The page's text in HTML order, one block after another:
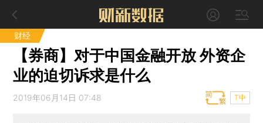
财经
【券商】对于中国金融开放 外资企
业的迫切诉求是什么
2019年06月14日 07:48 T中